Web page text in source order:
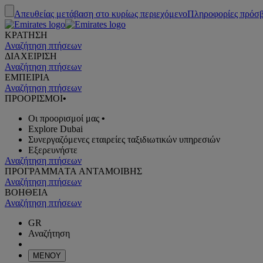
Απευθείας μετάβαση στο κυρίως περιεχόμενοΠληροφορίες
ΚΡΑΤΗΣΗ
Αναζήτηση πτήσεων
ΔΙΑΧΕΙΡΙΣΗ
Αναζήτηση πτήσεων
ΕΜΠΕΙΡΙΑ
Αναζήτηση πτήσεων
ΠΡΟΟΡΙΣΜΟΙ•
Οι προορισμοί μας •
Explore Dubai
Συνεργαζόμενες εταιρείες ταξιδιωτικών υπηρεσιών
Εξερευνήστε
Αναζήτηση πτήσεων
ΠΡΟΓΡΑΜΜΑTA ΑΝΤΑΜΟΙΒΗΣ
Αναζήτηση πτήσεων
ΒΟΗΘΕΙΑ
Αναζήτηση πτήσεων
GR
Αναζήτηση
ΜΕΝΟΥ